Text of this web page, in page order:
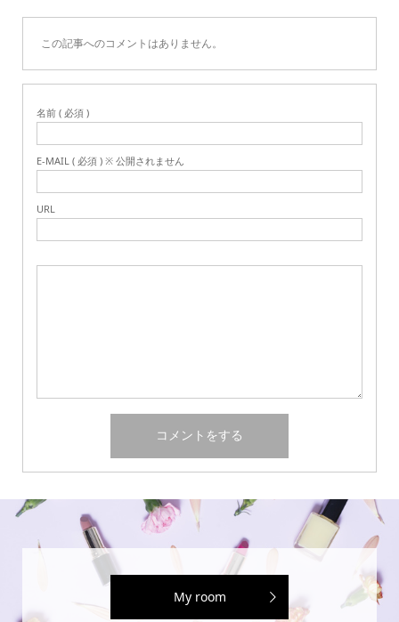
この記事へのコメントはありません。
名前 ( 必須 )
E-MAIL ( 必須 ) ※ 公開されません
URL
My room